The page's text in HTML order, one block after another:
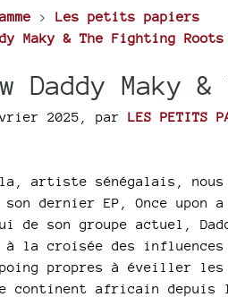
> Les petits papiers
Maky & The Fighting Roots
Daddy Maky
2025 par LES PETITS
artiste sénégalais,
dernier EP, Once upon
de son groupe actuel,
à la croisée des
propres à éveiller les
continent africain depuis